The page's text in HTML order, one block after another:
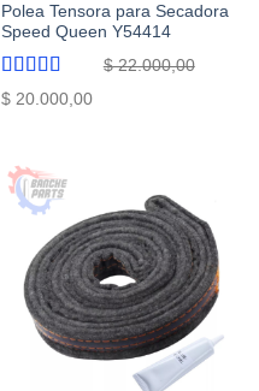
Polea Tensora para Secadora
Speed Queen Y54414
Valorado
con
de
$22.000,00
El
era:
$ 22.000,00.
$20.000,00El
$ 20.000,00.